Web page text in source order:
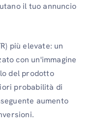
il tuo annuncio
più elevate: un
con un'immagine
del prodotto
probabilità di
aumento